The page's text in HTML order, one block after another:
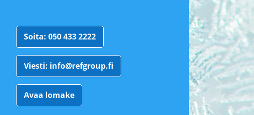
Soita: 050 433 2222
Viesti: info@refgroup.fi
Avaa lomake